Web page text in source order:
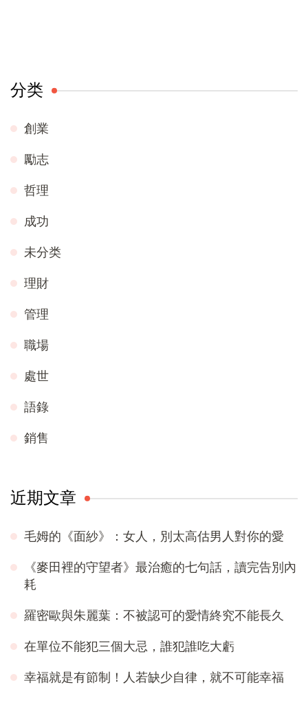
分类
創業
勵志
哲理
成功
未分类
理財
管理
職場
處世
語錄
銷售
近期文章
毛姆的《面紗》：女人，別太高估男人對你的愛
《麥田裡的守望者》最治癒的七句話，讀完告別內
耗
羅密歐與朱麗葉：不被認可的愛情終究不能長久
在單位不能犯三個大忌，誰犯誰吃大虧
幸福就是有節制！人若缺少自律，就不可能幸福